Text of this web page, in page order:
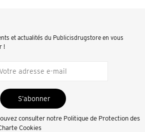
et actualités du Publicisdrugstore en vous
!
S’abonner
consulter notre Politique de Protection des
Cookies